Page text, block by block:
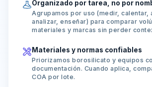
Organizado por tarea, no por
Agrupamos por uso (medir, calentar,
analizar, enseñar) para comparar
materiales y marcas sin perder
Materiales y normas confiables
Priorizamos borosilicato y equipos
documentación. Cuando aplica,
COA por lote.